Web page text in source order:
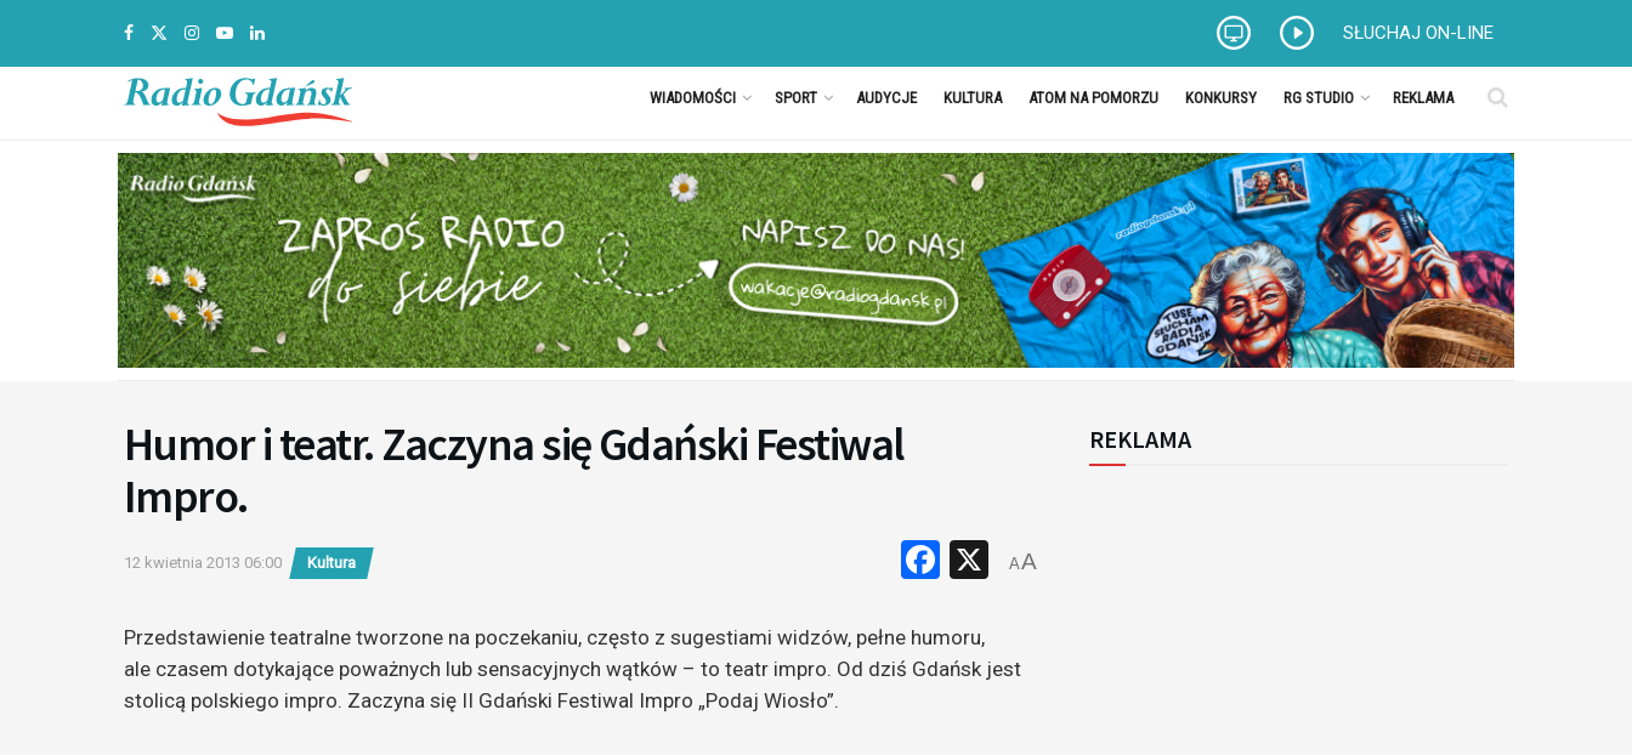
SŁUCHAJ ON-LINE
WIADOMOŚCI SPORT AUDYCJE KULTURA ATOM NA POMORZU KONKURSY RG STUDIO REKLAMA
Humor i teatr. Zaczyna się Gdański Festiwal
Impro.
12 kwietnia 2013 06:00 Kultura Facebook
X
AA
Przedstawienie teatralne tworzone na poczekaniu, często z sugestiami widzów, pełne humoru,
ale czasem dotykające poważnych lub sensacyjnych wątków – to teatr impro. Od dziś Gdańsk jest
stolicą polskiego impro. Zaczyna się II Gdański Festiwal Impro „Podaj Wiosło”.
REKLAMA